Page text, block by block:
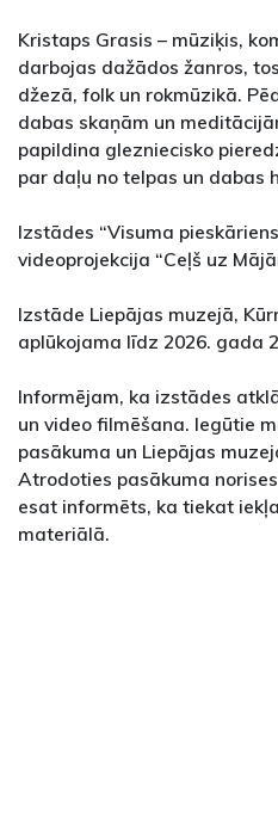
Kristaps Grasis – mūziķis,
darbojas dažādos žanros,
džezā, folk un rokmūzikā.
dabas skaņām un
papildina glezniecisko
par daļu no telpas un dabas
Izstādes “Visuma
videoprojekcija “Ceļš uz
Izstāde Liepājas muzejā,
aplūkojama līdz 2026. gada
Informējam, ka izstādes
un video filmēšana. Iegūtie
pasākuma un Liepājas
Atrodoties pasākuma
esat informēts, ka tiekat
materiālā.